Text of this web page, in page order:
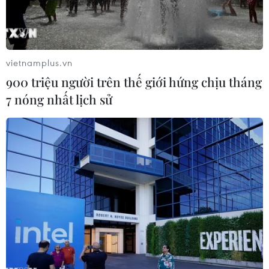
Các VĐV Việt Nam nhận HCĐ môn Rowing thuyền bốn nữ hạng
nặng. (Ảnh: Hoàng Linh/TTXVN)
Tay chèo Phạm Thị Huệ, người tham dự 4 kỳ
ASIAD của đội thuyền bốn hạng nặng môn
Rowing không giấu được cảm xúc khi cùng các
vietnamplus.vn
900 triệu người trên thế giới hứng chịu tháng
7 nóng nhất lịch sử